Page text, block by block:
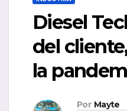
Diesel
del
la
Por Mayte